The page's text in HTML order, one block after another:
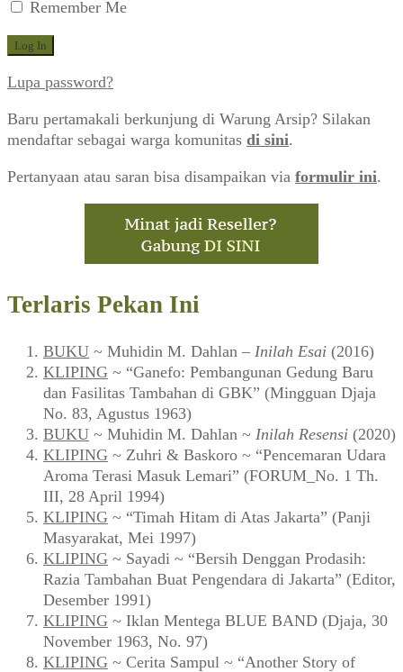
Remember Me
Lupa password?
Baru pertamakali berkunjung di Warung Arsip? Silakan
mendaftar sebagai warga komunitas di sini.
Pertanyaan atau saran bisa disampaikan via formulir ini.
Terlaris Pekan Ini
BUKU ~ Muhidin M. Dahlan – Inilah Esai (2016)
KLIPING ~ “Ganefo: Pembangunan Gedung Baru
dan Fasilitas Tambahan di GBK” (Mingguan Djaja
No. 83, Agustus 1963)
BUKU ~ Muhidin M. Dahlan ~ Inilah Resensi (2020)
KLIPING ~ Zuhri & Baskoro ~ “Pencemaran Udara
Aroma Terasi Masuk Lemari” (FORUM_No. 1 Th.
III, 28 April 1994)
KLIPING ~ “Timah Hitam di Atas Jakarta” (Panji
Masyarakat, Mei 1997)
KLIPING ~ Sayadi ~ “Bersih Denggan Prodasih:
Razia Tambahan Buat Pengendara di Jakarta” (Editor,
Desember 1991)
KLIPING ~ Iklan Mentega BLUE BAND (Djaja, 30
November 1963, No. 97)
KLIPING ~ Cerita Sampul ~ “Another Story of